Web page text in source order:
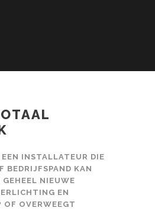
INSTALLATEUR DIE
BEDRIJFSPAND KAN
NIEUWE
EN
OF OVERWEEGT